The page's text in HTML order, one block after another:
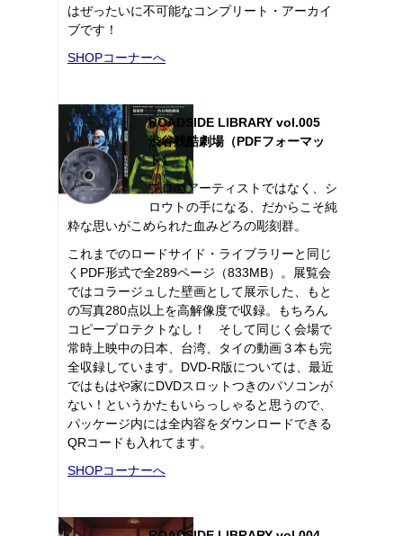
はぜったいに不可能なコンプリート・アーカイ
ブです！
SHOPコーナーへ
ROADSIDE LIBRARY vol.005
渋谷残酷劇場（PDFフォーマッ
ト）
プロのアーティストではなく、シ
ロウトの手になる、だからこそ純
粋な思いがこめられた血みどろの彫刻群。
これまでのロードサイド・ライブラリーと同じ
くPDF形式で全289ページ（833MB）。展覧会
ではコラージュした壁画として展示した、もと
の写真280点以上を高解像度で収録。もちろん
コピープロテクトなし！ そして同じく会場で
常時上映中の日本、台湾、タイの動画３本も完
全収録しています。DVD-R版については、最近
ではもはや家にDVDスロットつきのパソコンが
ない！というかたもいらっしゃると思うので、
パッケージ内には全内容をダウンロードできる
QRコードも入れてます。
SHOPコーナーへ